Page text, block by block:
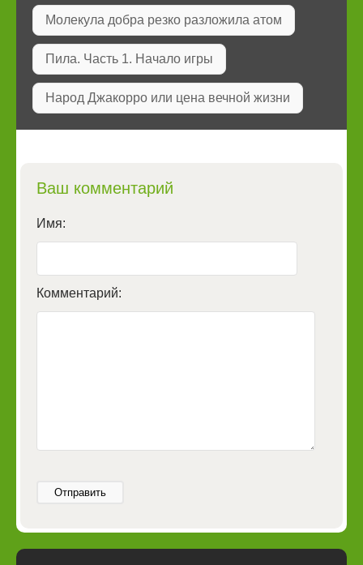
Молекула добра резко разложила атом
Пила. Часть 1. Начало игры
Народ Джакорро или цена вечной жизни
Ваш комментарий
Имя:
Комментарий:
Отправить